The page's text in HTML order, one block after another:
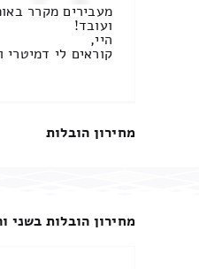
מעבירים מקרר
ועובד!
היי,
קוראים לי
מחירון הובלות
מחירון הובלות בשני